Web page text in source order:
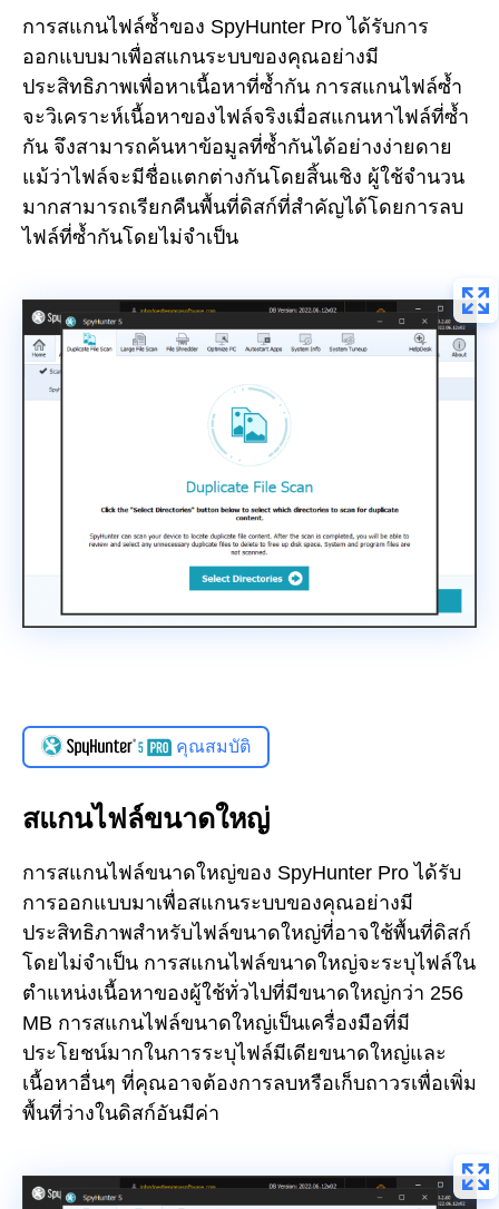
การสแกนไฟล์ซ้ำของ SpyHunter Pro ได้รับการ
ออกแบบมาเพื่อสแกนระบบของคุณอย่างมี
ประสิทธิภาพเพื่อหาเนื้อหาที่ซ้ำกัน การสแกนไฟล์ซ้ำ
จะวิเคราะห์เนื้อหาของไฟล์จริงเมื่อสแกนหาไฟล์ที่ซ้ำ
กัน จึงสามารถค้นหาข้อมูลที่ซ้ำกันได้อย่างง่ายดาย
แม้ว่าไฟล์จะมีชื่อแตกต่างกันโดยสิ้นเชิง ผู้ใช้จำนวน
มากสามารถเรียกคืนพื้นที่ดิสก์ที่สำคัญได้โดยการลบ
ไฟล์ที่ซ้ำกันโดยไม่จำเป็น
คุณสมบัติ
สแกนไฟล์ขนาดใหญ่
การสแกนไฟล์ขนาดใหญ่ของ SpyHunter Pro ได้รับ
การออกแบบมาเพื่อสแกนระบบของคุณอย่างมี
ประสิทธิภาพสำหรับไฟล์ขนาดใหญ่ที่อาจใช้พื้นที่ดิสก์
โดยไม่จำเป็น การสแกนไฟล์ขนาดใหญ่จะระบุไฟล์ใน
ตำแหน่งเนื้อหาของผู้ใช้ทั่วไปที่มีขนาดใหญ่กว่า 256
MB การสแกนไฟล์ขนาดใหญ่เป็นเครื่องมือที่มี
ประโยชน์มากในการระบุไฟล์มีเดียขนาดใหญ่และ
เนื้อหาอื่นๆ ที่คุณอาจต้องการลบหรือเก็บถาวรเพื่อเพิ่ม
พื้นที่ว่างในดิสก์อันมีค่า